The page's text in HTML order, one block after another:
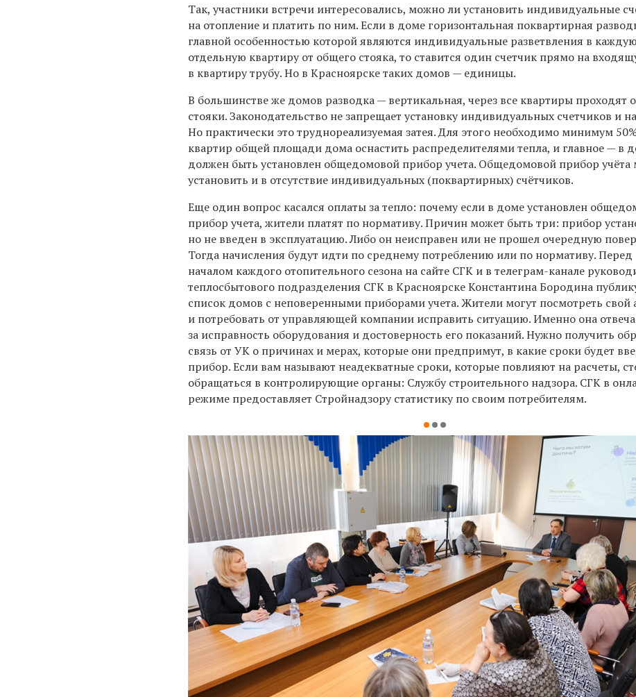
Так, участники встречи интересовались, можно ли установить индивидуальные
на отопление и платить по ним. Если в доме горизонтальная поквартирная
главной особенностью которой являются индивидуальные разветвления в каждую
отдельную квартиру от общего стояка, то ставится один счетчик прямо на
в квартиру трубу. Но в Красноярске таких домов — единицы.
В большинстве же домов разводка — вертикальная, через все квартиры проходят
стояки. Законодательство не запрещает установку индивидуальных счетчиков и
Но практически это труднореализуемая затея. Для этого необходимо минимум
квартир общей площади дома оснастить распределителями тепла, и главное — в
должен быть установлен общедомовой прибор учета. Общедомовой прибор
установить и в отсутствие индивидуальных (поквартирных) счётчиков.
Еще один вопрос касался оплаты за тепло: почему если в доме установлен
прибор учета, жители платят по нормативу. Причин может быть три: прибор
но не введен в эксплуатацию. Либо он неисправен или не прошел очередную
Тогда начисления будут идти по среднему потреблению или по нормативу. Перед
началом каждого отопительного сезона на сайте СГК и в телеграм-канале
теплосбытового подразделения СГК в Красноярске Константина Бородина
список домов с неповеренными приборами учета. Жители могут посмотреть свой
и потребовать от управляющей компании исправить ситуацию. Именно она
за исправность оборудования и достоверность его показаний. Нужно получить
связь от УК о причинах и мерах, которые они предпримут, в какие сроки будет
прибор. Если вам называют неадекватные сроки, которые повлияют на расчеты,
обращаться в контролирующие органы: Службу строительного надзора. СГК в
режиме предоставляет Стройнадзору статистику по своим потребителям.